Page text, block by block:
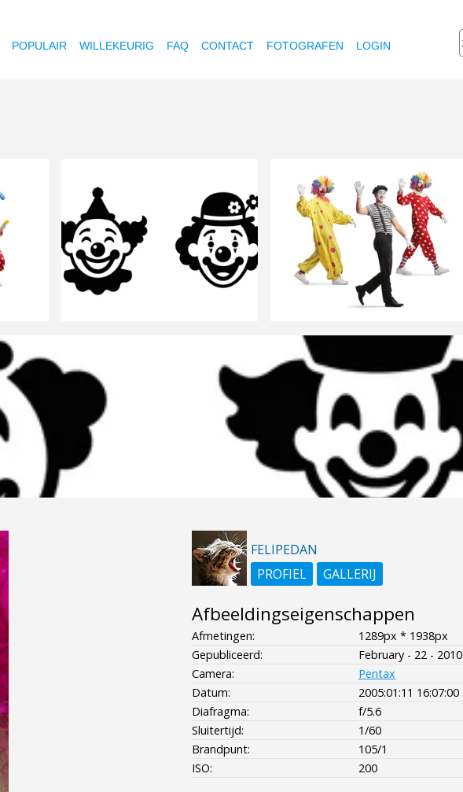
POPULAIR WILLEKEURIG FAQ CONTACT FOTOGRAFEN LOGIN
FELIPEDAN
PROFIEL
GALLERIJ
Afbeeldingseigenschappen
Afmetingen:
1289px * 1938px
Gepubliceerd:
February - 22 - 2010
Camera:
Pentax
Datum:
2005:01:11 16:07:00
Diafragma:
f/5.6
Sluitertijd:
1/60
Brandpunt:
105/1
ISO:
200